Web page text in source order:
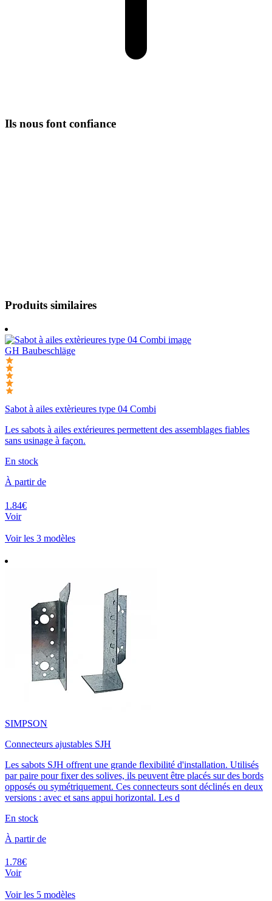
Ils nous font confiance
Produits similaires
GH Baubeschläge
Sabot à ailes extèrieures type 04 Combi
Les sabots à ailes extérieures permettent des assemblages fiables
sans usinage à façon.
En stock
À partir de
1.84€
Voir
Voir les 3 modèles
SIMPSON
Connecteurs ajustables SJH
Les sabots SJH offrent une grande flexibilité d'installation. Utilisés
par paire pour fixer des solives, ils peuvent être placés sur des bords
opposés ou symétriquement. Ces connecteurs sont déclinés en deux
versions : avec et sans appui horizontal. Les d
En stock
À partir de
1.78€
Voir
Voir les 5 modèles